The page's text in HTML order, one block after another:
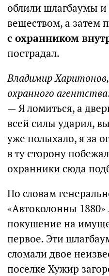
облили шлагбаумы
веществом, а затем
с охранником
пострадал.
Владимир
охранного
— Я ломиться, а
всей силы ударил,
уже полыхало, я за
в ту сторону
охранники сюда
По словам
«Автоколонны 1880»
покушение на
первое. Эти
сломали двое
поселке Хужир